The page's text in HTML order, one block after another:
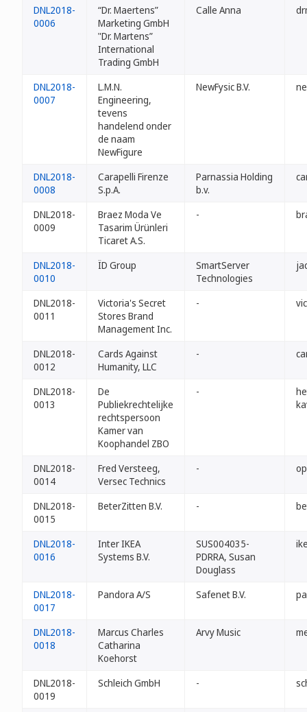
DNL2018-
0006
“Dr. Maertens”
Marketing GmbH
"Dr. Martens”
International
Trading GmbH
Calle Anna
DNL2018-
0007
L.M.N.
Engineering,
tevens
handelend onder
de naam
NewFigure
NewFysic B.V.
DNL2018-
0008
Carapelli Firenze
S.p.A.
Parnassia Holding
b.v.
DNL2018-
0009
Braez Moda Ve
Tasarim Ürünleri
Ticaret A.S.
-
DNL2018-
0010
ÏD Group
SmartServer
Technologies
DNL2018-
0011
Victoria's Secret
Stores Brand
Management Inc.
-
DNL2018-
0012
Cards Against
Humanity, LLC
-
DNL2018-
0013
De
Publiekrechtelijke
rechtspersoon
Kamer van
Koophandel ZBO
-
DNL2018-
0014
Fred Versteeg,
Versec Technics
-
DNL2018-
0015
BeterZitten B.V. -
DNL2018-
0016
Inter IKEA
Systems B.V.
SUS004035-
PDRRA, Susan
Douglass
DNL2018-
0017
Pandora A/S Safenet B.V.
DNL2018-
0018
Marcus Charles
Catharina
Koehorst
Arvy Music
DNL2018-
0019
Schleich GmbH -